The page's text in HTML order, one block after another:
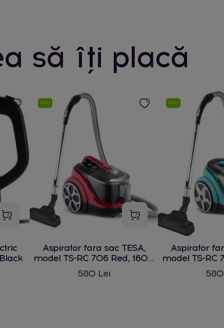
să îți placă
NOU
Aspirator fara sac TESA,
model TS-RC 706 Red, 1600
W
580 Lei
NOU
Aspirator
model TS-RC